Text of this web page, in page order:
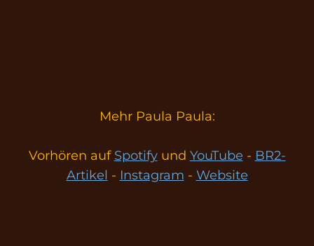
Mehr Paula Paula:
Vorhören auf Spotifyund YouTube - BR2-
Artikel - Instagram - Website